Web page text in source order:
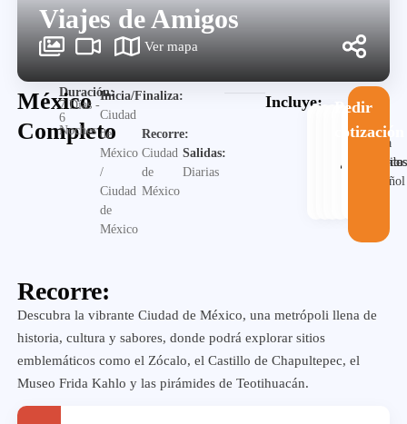
Viajes de Amigos
Ver mapa
México
Completo
Duración:
7 Días -
6
Noches
Inicia/Finaliza:
Ciudad
de
México
/
Ciudad
de
México
Recorre:
Ciudad
de
México
Salidas:
Diarias
Incluye:
Alojamiento
Desayuno
Traslados
Guia
español
Visitas
Pedir
cotización
Recorre:
Descubra la vibrante Ciudad de México, una metrópoli llena de
historia, cultura y sabores, donde podrá explorar sitios
emblemáticos como el Zócalo, el Castillo de Chapultepec, el
Museo Frida Kahlo y las pirámides de Teotihuacán.